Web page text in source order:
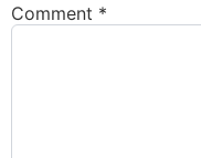
Comment *